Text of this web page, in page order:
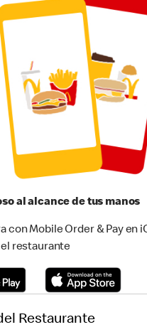
al alcance de tus manos
con Mobile Order & Pay en
restaurante
Restaurante